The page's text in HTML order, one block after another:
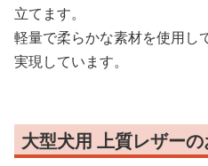
立てます。
軽量で柔らかな素材を使用し
実現しています。
大型犬用 上質レザー